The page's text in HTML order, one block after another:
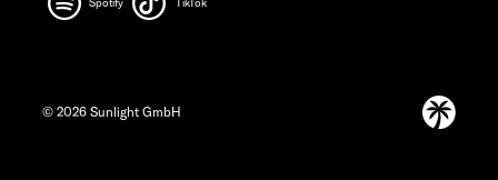
© 2026 Sunlight GmbH